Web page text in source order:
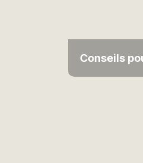
Conseils